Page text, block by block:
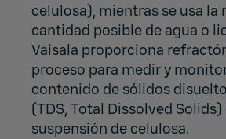
celulosa), mientras se usa la
cantidad posible de agua o
Vaisala proporciona
proceso para medir y
contenido de sólidos
(TDS, Total Dissolved Solids)
suspensión de celulosa.